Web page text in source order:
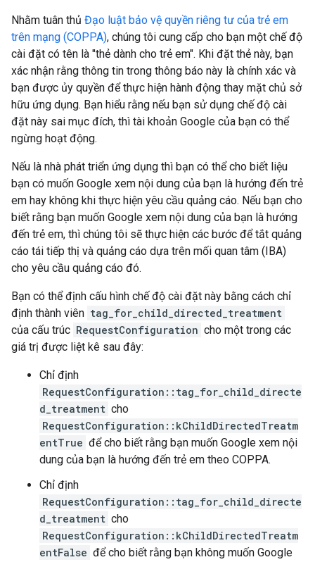
Nhằm tuân thủ Đạo luật bảo vệ quyền riêng tư của trẻ em
trên mạng (COPPA), chúng tôi cung cấp cho bạn một chế độ
cài đặt có tên là "thẻ dành cho trẻ em". Khi đặt thẻ này, bạn
xác nhận rằng thông tin trong thông báo này là chính xác và
bạn được ủy quyền để thực hiện hành động thay mặt chủ sở
hữu ứng dụng. Bạn hiểu rằng nếu bạn sử dụng chế độ cài
đặt này sai mục đích, thì tài khoản Google của bạn có thể
ngừng hoạt động.
Nếu là nhà phát triển ứng dụng thì bạn có thể cho biết liệu
bạn có muốn Google xem nội dung của bạn là hướng đến trẻ
em hay không khi thực hiện yêu cầu quảng cáo. Nếu bạn cho
biết rằng bạn muốn Google xem nội dung của bạn là hướng
đến trẻ em, thì chúng tôi sẽ thực hiện các bước để tắt quảng
cáo tái tiếp thị và quảng cáo dựa trên mối quan tâm (IBA)
cho yêu cầu quảng cáo đó.
Bạn có thể định cấu hình chế độ cài đặt này bằng cách chỉ
định thành viên tag_for_child_directed_treatment
của cấu trúc RequestConfiguration cho một trong các
giá trị được liệt kê sau đây:
Chỉ định
RequestConfiguration::tag_for_child_directe
d_treatment cho
RequestConfiguration::kChildDirectedTreatm
entTrue để cho biết rằng bạn muốn Google xem nội
dung của bạn là hướng đến trẻ em theo COPPA.
Chỉ định
RequestConfiguration::tag_for_child_directe
d_treatment cho
RequestConfiguration::kChildDirectedTreatm
entFalse để cho biết rằng bạn không muốn Google